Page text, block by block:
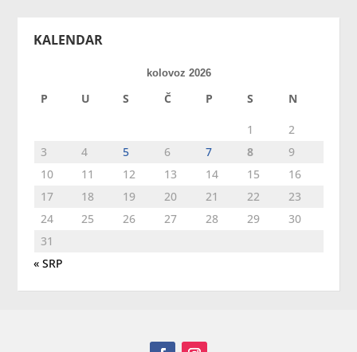
KALENDAR
kolovoz 2026
P U S Č P S N
1
2
3
4 5 6 7 8
9
10
11 12 13 14 15
16
17
18 19 20 21 22
23
24
25 26 27 28 29
30
31
« SRP